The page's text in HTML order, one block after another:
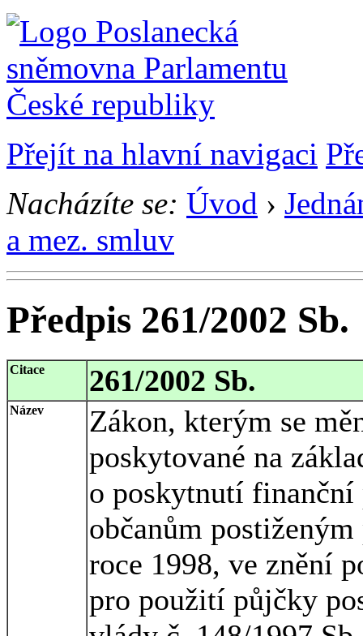
Přejít na hlavní navigaci
Nacházíte se: Úvod ›
a mez. smluv
Předpis 261/2002 Sb.
Citace 261/2002 Sb.
Název
Zákon, kterým se
poskytované na
o poskytnutí
občanům
roce 1998, ve znění
pro použití půjčky